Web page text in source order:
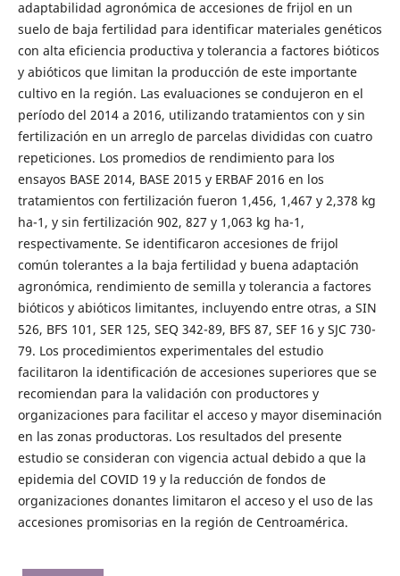
adaptabilidad agronómica de accesiones de frijol en un
suelo de baja fertilidad para identificar materiales genéticos
con alta eficiencia productiva y tolerancia a factores bióticos
y abióticos que limitan la producción de este importante
cultivo en la región. Las evaluaciones se condujeron en el
período del 2014 a 2016, utilizando tratamientos con y sin
fertilización en un arreglo de parcelas divididas con cuatro
repeticiones. Los promedios de rendimiento para los
ensayos BASE 2014, BASE 2015 y ERBAF 2016 en los
tratamientos con fertilización fueron 1,456, 1,467 y 2,378 kg
ha-1, y sin fertilización 902, 827 y 1,063 kg ha-1,
respectivamente. Se identificaron accesiones de frijol
común tolerantes a la baja fertilidad y buena adaptación
agronómica, rendimiento de semilla y tolerancia a factores
bióticos y abióticos limitantes, incluyendo entre otras, a SIN
526, BFS 101, SER 125, SEQ 342-89, BFS 87, SEF 16 y SJC 730-
79. Los procedimientos experimentales del estudio
facilitaron la identificación de accesiones superiores que se
recomiendan para la validación con productores y
organizaciones para facilitar el acceso y mayor diseminación
en las zonas productoras. Los resultados del presente
estudio se consideran con vigencia actual debido a que la
epidemia del COVID 19 y la reducción de fondos de
organizaciones donantes limitaron el acceso y el uso de las
accesiones promisorias en la región de Centroamérica.